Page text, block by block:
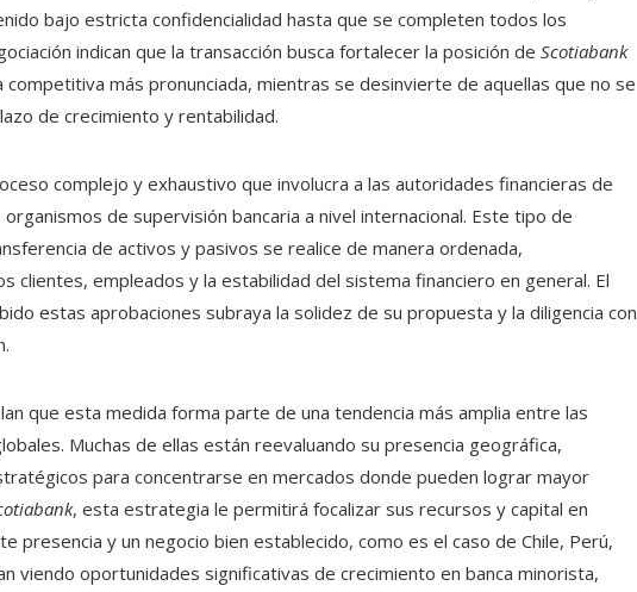
bajo estricta confidencialidad hasta que se completen todos los
indican que la transacción busca fortalecer la posición de Scotiabank
más pronunciada, mientras se desinvierte de aquellas que no se
de crecimiento y rentabilidad.
complejo y exhaustivo que involucra a las autoridades financieras de
de supervisión bancaria a nivel internacional. Este tipo de
de activos y pasivos se realice de manera ordenada,
clientes, empleados y la estabilidad del sistema financiero en general. El
estas aprobaciones subraya la solidez de su propuesta y la diligencia con
que esta medida forma parte de una tendencia más amplia entre las
Muchas de ellas están reevaluando su presencia geográfica,
para concentrarse en mercados donde pueden lograr mayor
, esta estrategia le permitirá focalizar sus recursos y capital en
presencia y un negocio bien establecido, como es el caso de Chile, Perú,
viendo oportunidades significativas de crecimiento en banca minorista,